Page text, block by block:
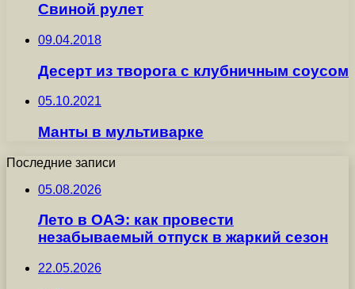
Свиной рулет
09.04.2018
Десерт из творога с клубничным соусом
05.10.2021
Манты в мультиварке
Последние записи
05.08.2026
Лето в ОАЭ: как провести
незабываемый отпуск в жаркий сезон
22.05.2026